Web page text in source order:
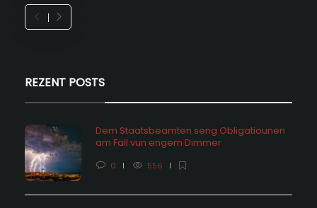
REZENT POSTS
Dem Staatsbeamten seng Obligatiounen
am Fall vun engem Dimmer
0 556